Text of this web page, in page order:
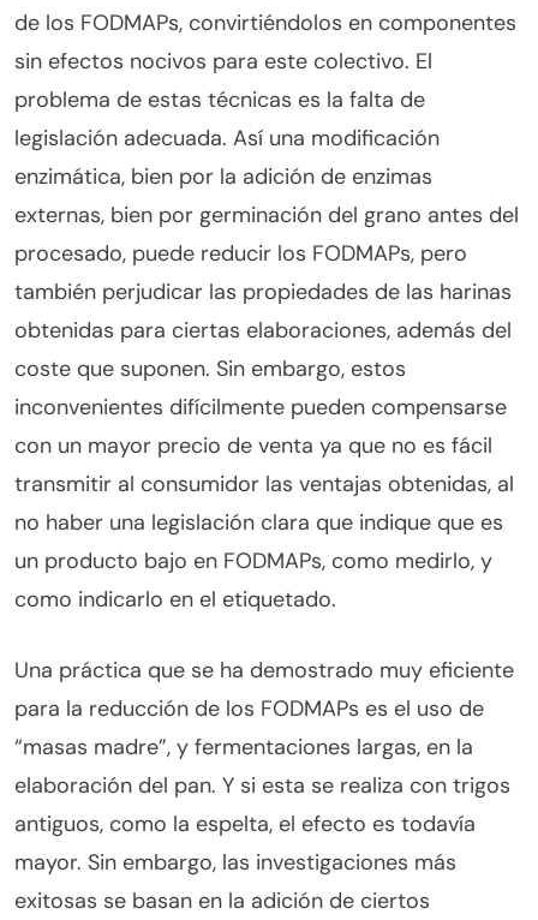
de los FODMAPs, convirtiéndolos en componentes
sin efectos nocivos para este colectivo. El
problema de estas técnicas es la falta de
legislación adecuada. Así una modificación
enzimática, bien por la adición de enzimas
externas, bien por germinación del grano antes del
procesado, puede reducir los FODMAPs, pero
también perjudicar las propiedades de las harinas
obtenidas para ciertas elaboraciones, además del
coste que suponen. Sin embargo, estos
inconvenientes difícilmente pueden compensarse
con un mayor precio de venta ya que no es fácil
transmitir al consumidor las ventajas obtenidas, al
no haber una legislación clara que indique que es
un producto bajo en FODMAPs, como medirlo, y
como indicarlo en el etiquetado.
Una práctica que se ha demostrado muy eficiente
para la reducción de los FODMAPs es el uso de
“masas madre”, y fermentaciones largas, en la
elaboración del pan. Y si esta se realiza con trigos
antiguos, como la espelta, el efecto es todavía
mayor. Sin embargo, las investigaciones más
exitosas se basan en la adición de ciertos